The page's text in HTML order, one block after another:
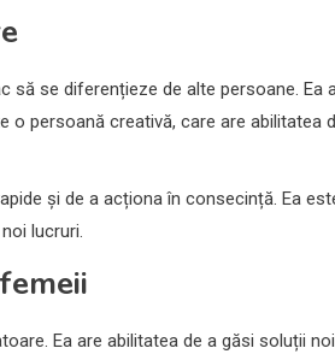
se diferențieze de alte persoane. Ea
persoană creativă, care are abilitatea
și de a acționa în consecință. Ea
lucruri.
Ea are abilitatea de a găsi soluții